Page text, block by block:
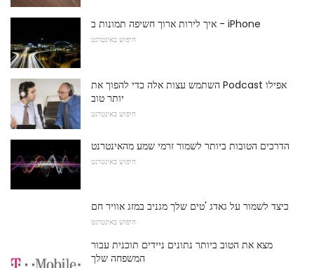
איך לירות ארוך חשיפה תמונות ב - iPhone
חיפוש באינטרנט
השתמש עצות אלה כדי להפוך את Podcast אפילו
יותר טוב
חיפוש באינטרנט
הדרכים הטובות ביותר לשמור זרמי שמע מהאינטרנט
חיפוש באינטרנט
כיצד לשמור על גאדג 'טים שלך מגניב במזג אוויר חם
חיפוש באינטרנט
מצא את הטוב ביותר נתונים ניידים תוכנית עבור
המשפחה שלך